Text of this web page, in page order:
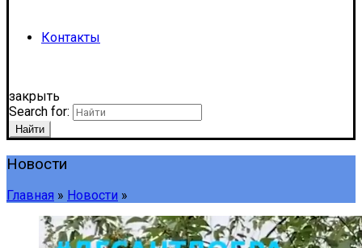
Контакты
закрыть
Search for:
Найти
Новости
Главная » Новости »